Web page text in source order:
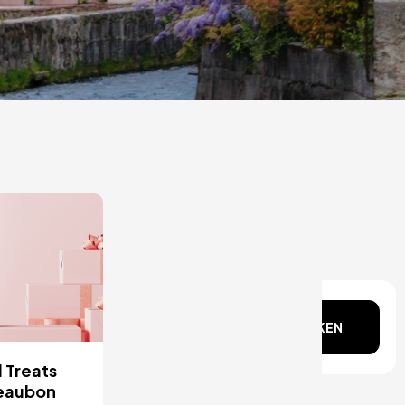
ZOEKEN
Treats